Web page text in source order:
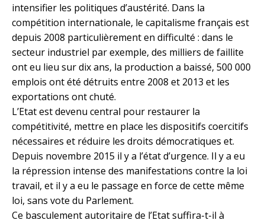
intensifier les politiques d’austérité. Dans la
compétition internationale, le capitalisme français est
depuis 2008 particulièrement en difficulté : dans le
secteur industriel par exemple, des milliers de faillite
ont eu lieu sur dix ans, la production a baissé, 500 000
emplois ont été détruits entre 2008 et 2013 et les
exportations ont chuté.
L’Etat est devenu central pour restaurer la
compétitivité, mettre en place les dispositifs coercitifs
nécessaires et réduire les droits démocratiques et.
Depuis novembre 2015 il y a l’état d’urgence. Il y a eu
la répression intense des manifestations contre la loi
travail, et il y a eu le passage en force de cette même
loi, sans vote du Parlement.
Ce basculement autoritaire de l’Etat suffira-t-il à